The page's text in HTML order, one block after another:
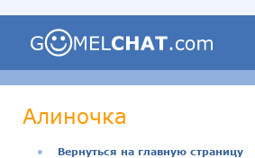
Алиночка
●
Вернуться на главную страницу